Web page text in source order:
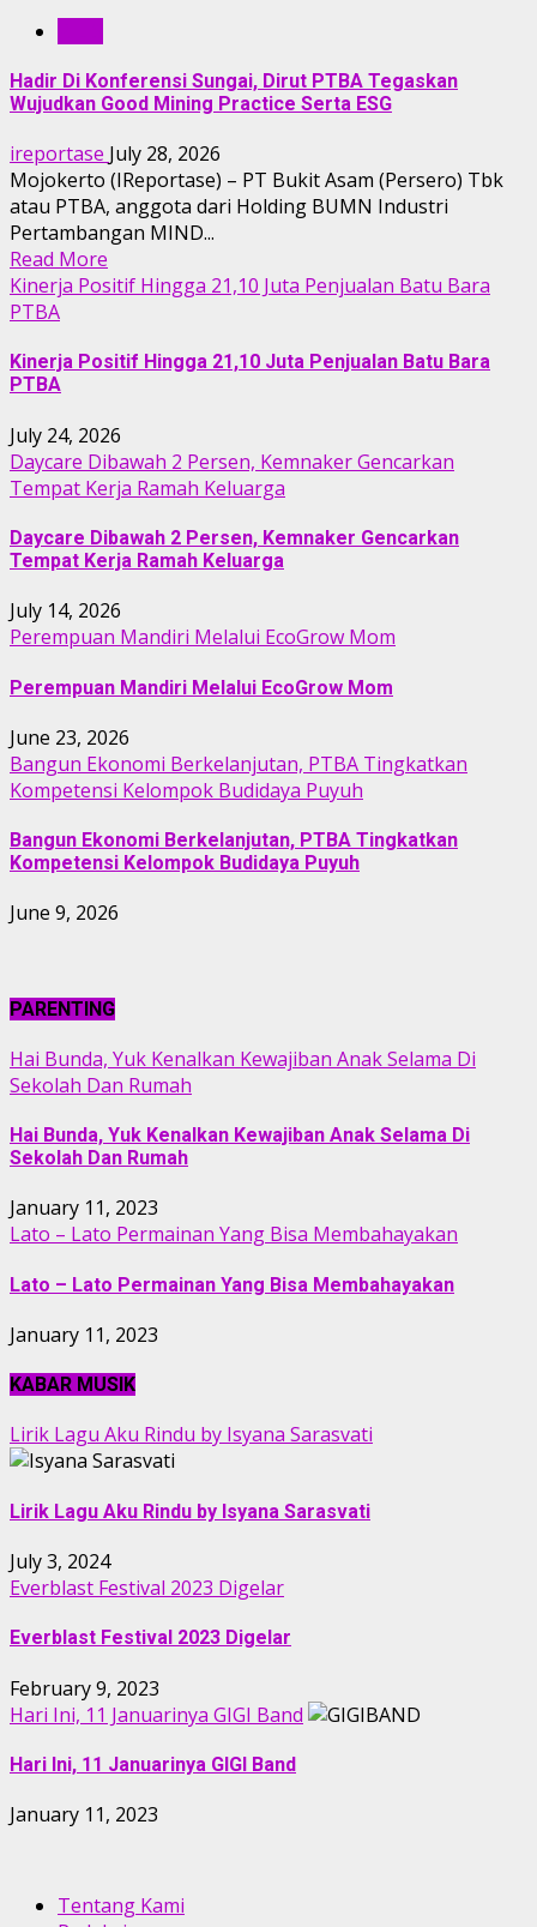
Hadir Di Konferensi Sungai, Dirut PTBA Tegaskan
Wujudkan Good Mining Practice Serta ESG
ireportase July 28, 2026
Mojokerto (IReportase) – PT Bukit Asam (Persero) Tbk
atau PTBA, anggota dari Holding BUMN Industri
Pertambangan MIND...
Read More
Kinerja Positif Hingga 21,10 Juta Penjualan Batu Bara
PTBA
Kinerja Positif Hingga 21,10 Juta Penjualan Batu Bara
PTBA
July 24, 2026
Daycare Dibawah 2 Persen, Kemnaker Gencarkan
Tempat Kerja Ramah Keluarga
Daycare Dibawah 2 Persen, Kemnaker Gencarkan
Tempat Kerja Ramah Keluarga
July 14, 2026
Perempuan Mandiri Melalui EcoGrow Mom
Perempuan Mandiri Melalui EcoGrow Mom
June 23, 2026
Bangun Ekonomi Berkelanjutan, PTBA Tingkatkan
Kompetensi Kelompok Budidaya Puyuh
Bangun Ekonomi Berkelanjutan, PTBA Tingkatkan
Kompetensi Kelompok Budidaya Puyuh
June 9, 2026
PARENTING
Hai Bunda, Yuk Kenalkan Kewajiban Anak Selama Di
Sekolah Dan Rumah
Hai Bunda, Yuk Kenalkan Kewajiban Anak Selama Di
Sekolah Dan Rumah
January 11, 2023
Lato – Lato Permainan Yang Bisa Membahayakan
Lato – Lato Permainan Yang Bisa Membahayakan
January 11, 2023
KABAR MUSIK
Lirik Lagu Aku Rindu by Isyana Sarasvati
Lirik Lagu Aku Rindu by Isyana Sarasvati
July 3, 2024
Everblast Festival 2023 Digelar
Everblast Festival 2023 Digelar
February 9, 2023
Hari Ini, 11 Januarinya GIGI Band
Hari Ini, 11 Januarinya GIGI Band
January 11, 2023
Tentang Kami